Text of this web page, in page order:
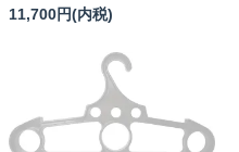
11,700円(内税)